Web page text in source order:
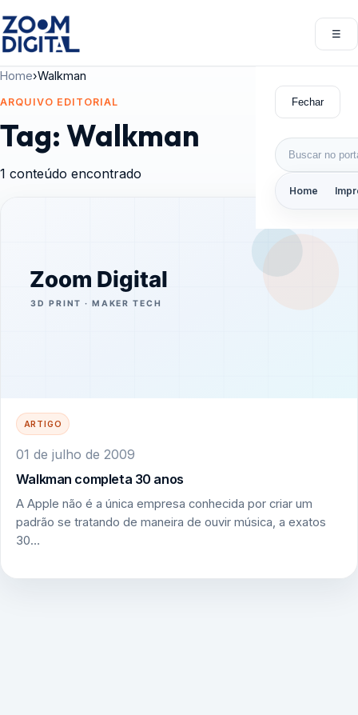
☰
Fechar
Buscar por:
Home
Home›Walkman
ARQUIVO EDITORIAL
Tag:Walkman
1 conteúdo encontrado
ARTIGO
01 de julho de 2009
Walkman completa 30 anos
A Apple não é a única empresa conhecida por criar um
padrão se tratando de maneira de ouvir música, a exatos
30…